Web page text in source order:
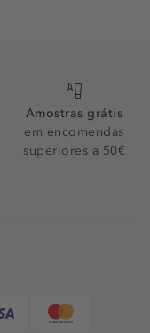
Amostras grátis
em encomendas
superiores a 50€